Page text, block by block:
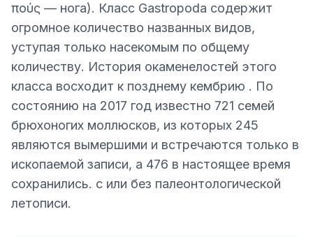
πούς — нога). Класс Gastropoda содержит
огромное количество названных видов,
уступая только насекомым по общему
количеству. История окаменелостей этого
класса восходит к позднему кембрию . По
состоянию на 2017 год известно 721 семей
брюхоногих моллюсков, из которых 245
являются вымершими и встречаются только в
ископаемой записи, а 476 в настоящее время
сохранились. с или без палеонтологической
летописи.